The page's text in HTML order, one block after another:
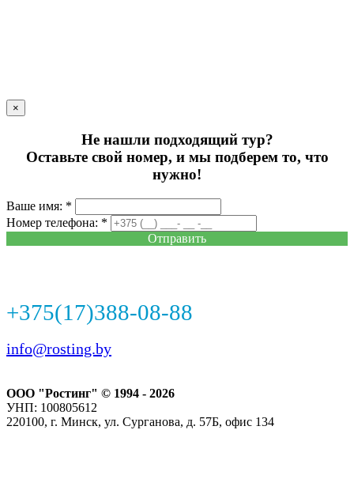
×
Не нашли подходящий тур?
Оставьте свой номер, и мы подберем то, что
нужно!
Ваше имя: *
Номер телефона: *
Отправить
+375(17)388-08-88
info@rosting.by
ООО "Ростинг" © 1994 - 2026
УНП: 100805612
220100, г. Минск, ул. Сурганова, д. 57Б, офис 134